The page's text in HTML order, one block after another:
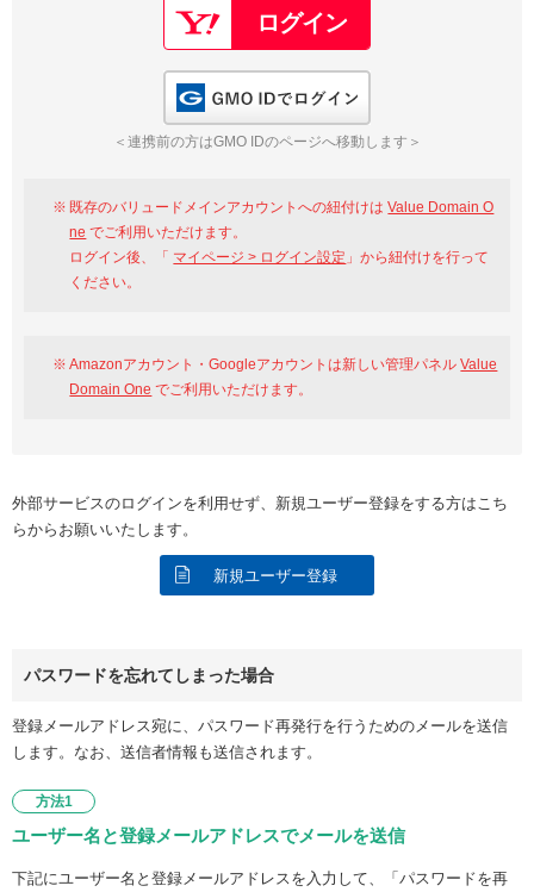
Google
GMO ID Amazon
※AmazonはValue Domain Oneのログイン画面へ遷移します
以下でも登録可能
Google Yahoo!
GMO ID
＜連携前の方はGMO IDのページへ移動します＞
既存のバリュードメインアカウントへの紐付けはValue Domain O
ne でご利用いただけます。
ログイン後、「 マイページ > ログイン設定 」から紐付けを行って
ください。
Amazonアカウント・Googleアカウントは新しい管理パネルValue
Domain One でご利用いただけます。
外部サービスのログインを利用せず、新規ユーザー登録をする方はこち
らからお願いいたします。
新規ユーザー登録
パスワードを忘れてしまった場合
登録メールアドレス宛に、パスワード再発行を行うためのメールを送信
します。なお、送信者情報も送信されます。
方法1
ユーザー名と登録メールアドレスでメールを送信
下記にユーザー名と登録メールアドレスを入力して、「パスワードを再